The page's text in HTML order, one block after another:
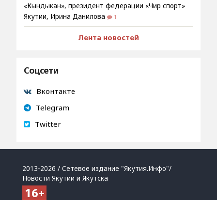
«Кындыкан», президент федерации «Чир спорт»
Якутии, Ирина Данилова
1
Лента новостей
Соцсети
Вконтакте
Telegram
Twitter
2013-2026 / Сетевое издание "Якутия.Инфо"/
Новости Якутии и Якутска